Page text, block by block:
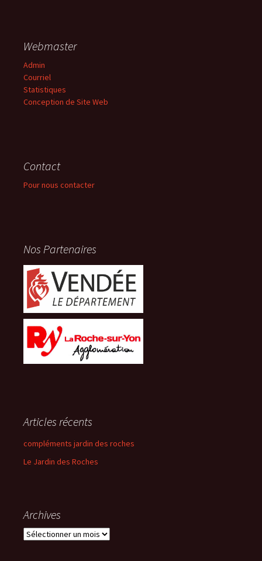
Webmaster
Admin
Courriel
Statistiques
Conception de Site Web
Contact
Pour nous contacter
Nos Partenaires
Articles récents
compléments jardin des roches
Le Jardin des Roches
Archives
Archives